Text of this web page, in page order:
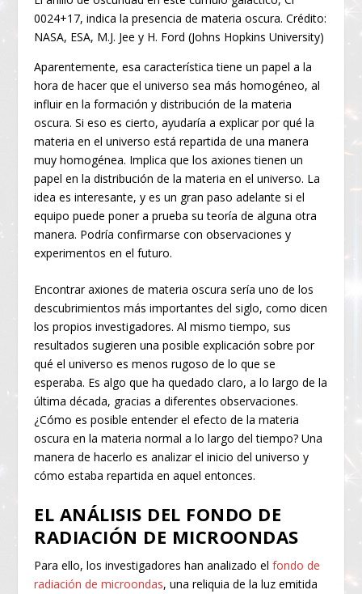
0024+17, indica la presencia de materia oscura. Crédito:
NASA, ESA, M.J. Jee y H. Ford (Johns Hopkins University)
Aparentemente, esa característica tiene un papel a la
hora de hacer que el universo sea más homogéneo, al
influir en la formación y distribución de la materia
oscura. Si eso es cierto, ayudaría a explicar por qué la
materia en el universo está repartida de una manera
muy homogénea. Implica que los axiones tienen un
papel en la distribución de la materia en el universo. La
idea es interesante, y es un gran paso adelante si el
equipo puede poner a prueba su teoría de alguna otra
manera. Podría confirmarse con observaciones y
experimentos en el futuro.
Encontrar axiones de materia oscura sería uno de los
descubrimientos más importantes del siglo, como dicen
los propios investigadores. Al mismo tiempo, sus
resultados sugieren una posible explicación sobre por
qué el universo es menos rugoso de lo que se
esperaba. Es algo que ha quedado claro, a lo largo de la
última década, gracias a diferentes observaciones.
¿Cómo es posible entender el efecto de la materia
oscura en la materia normal a lo largo del tiempo? Una
manera de hacerlo es analizar el inicio del universo y
cómo estaba repartida en aquel entonces.
EL ANÁLISIS DEL FONDO DE
RADIACIÓN DE MICROONDAS
Para ello, los investigadores han analizado elfondo de
radiación de microondas, una reliquia de la luz emitida